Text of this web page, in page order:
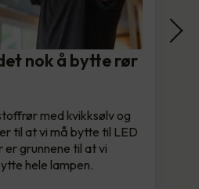
nok å bytte rør
med kvikksølv og
til at vi må bytte til LED
er grunnene til at vi
hele lampen.